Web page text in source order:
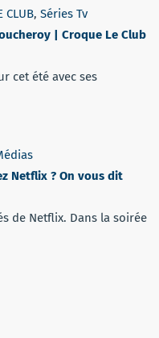
CLUB, Séries Tv
| Croque Le Club
cet été avec ses
Netflix ? On vous dit
de Netflix. Dans la soirée